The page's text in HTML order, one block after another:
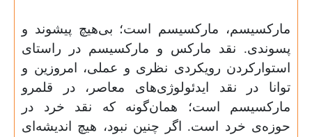
مارکسیسم، مارکسیسم است؛ بی‌هیچ پیشوند و
پسوندی. نقد مارکس و مارکسیسم در راستای
استوارکردن رویکردی نظری و عملی، امروزین و
توانا در نقد ایدئولوژی‌های معاصر، در قلمرو
مارکسیسم است؛ همان‌گونه که نقد خرد در
حوزه‌ی خرد است. اگر چنین نبود، هیچ اندیشه‌ای